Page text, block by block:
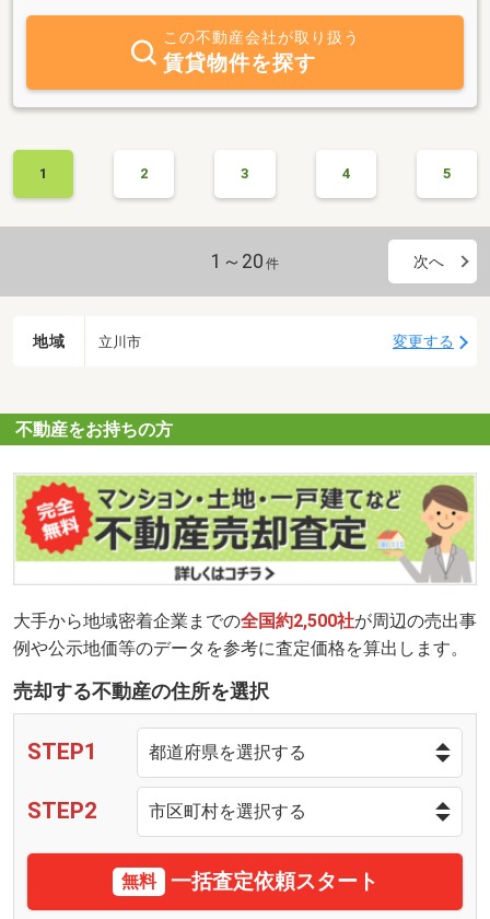
この不動産会社が取り扱う
賃貸物件を探す
1 2 3 4 5
1～20 件 次へ
地域 立川市 変更する
不動産をお持ちの方
大手から地域密着企業までの全国約2,500社が周辺の売出事
例や公示地価等のデータを参考に査定価格を算出します。
売却する不動産の住所を選択
STEP1
STEP2
無料 一括査定依頼スタート